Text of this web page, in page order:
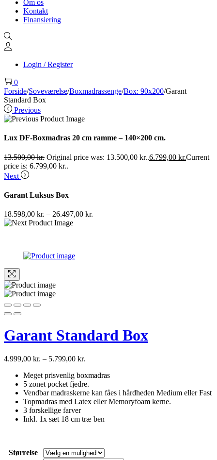
Om os
Kontakt
Finansiering
Login / Register
0
Forside/Soveværelse/Boxmadrassenge/Box: 90x200/Garant
Standard Box
Previous
Lux DF-Boxmadras 20 cm ramme – 140×200 cm.
13.500,00kr. Original price was: 13.500,00 kr..6.799,00 kr.Current
price is: 6.799,00 kr..
Next
Garant Luksus Box
18.598,00 kr. – 26.497,00 kr.
Garant Standard Box
4.999,00 kr. – 5.799,00 kr.
Meget prisvenlig boxmadras
5 zonet pocket fjedre.
Vendbar madraskerne kan fåes i hårdheden Medium eller Fast
Topmadras med Latex eller Memoryfoam kerne.
3 forskellige farver
Inkl. 1x sæt 18 cm træ ben
Størrelse